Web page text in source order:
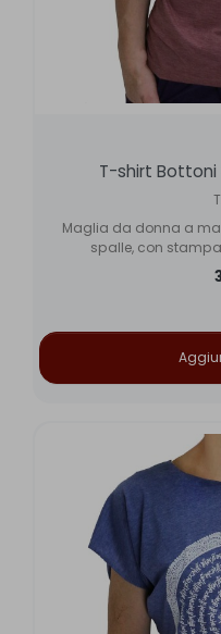
T-shirt
Maglia da donna a
spalle, con